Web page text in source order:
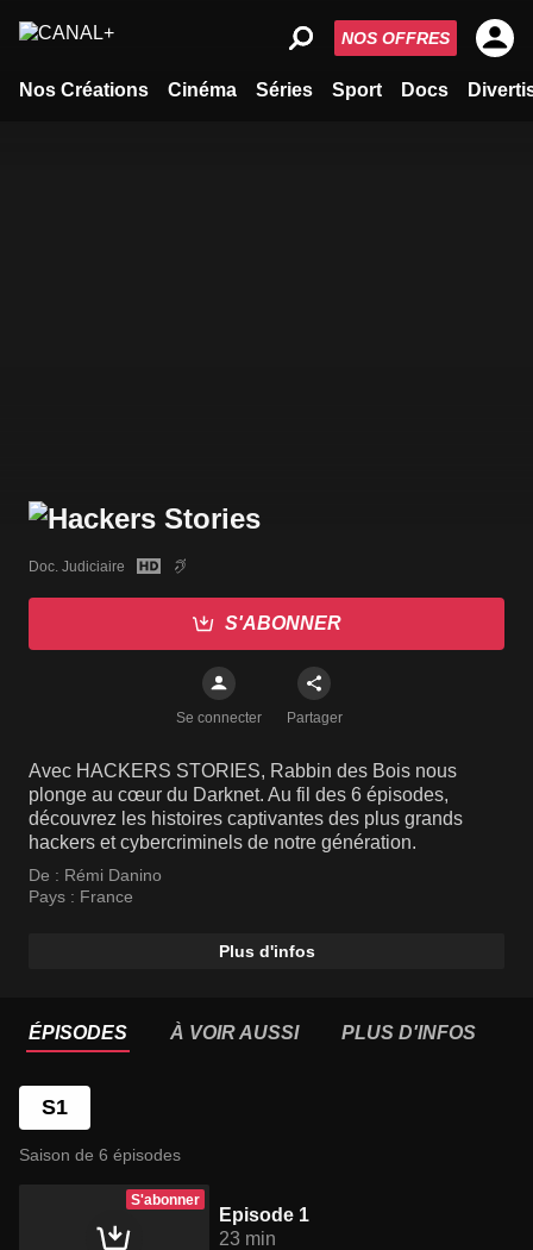
Nos Créations Cinéma Séries Sport Docs
NOS OFFRES
Doc. Judiciaire
S'ABONNER
Se connecter Partager
Avec HACKERS STORIES, Rabbin des Bois nous
plonge au cœur du Darknet. Au fil des 6 épisodes,
découvrez les histoires captivantes des plus grands
hackers et cybercriminels de notre génération.
De : Rémi Danino
Pays : France
Plus d'infos
ÉPISODES À VOIR AUSSI PLUS D'INFOS
S1
Saison de 6 épisodes
S'abonner
Episode 1
23 min